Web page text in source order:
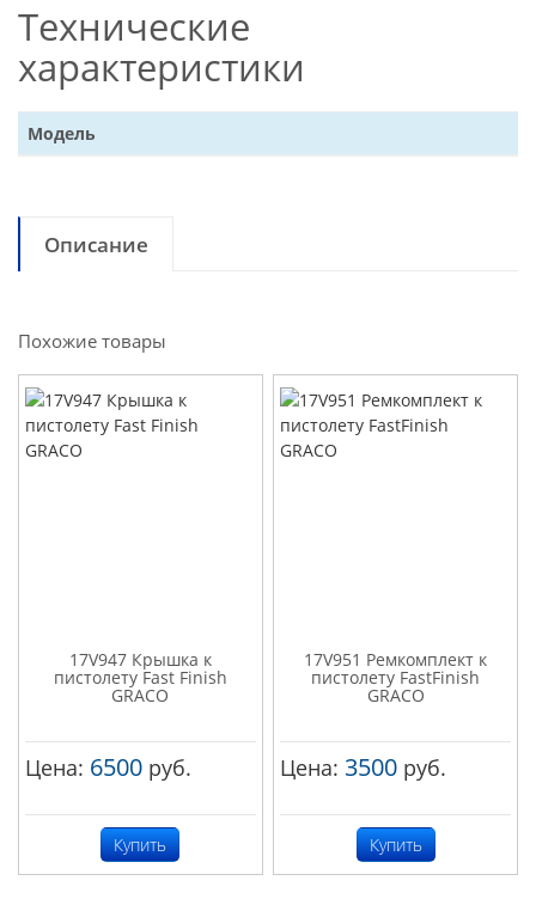
Технические
характеристики
Модель
Описание
Похожие товары
17V947 Крышка к
пистолету Fast Finish
GRACO
Цена: 6500 руб.
Купить
17V951 Ремкомплект к
пистолету FastFinish
GRACO
Цена: 3500 руб.
Купить